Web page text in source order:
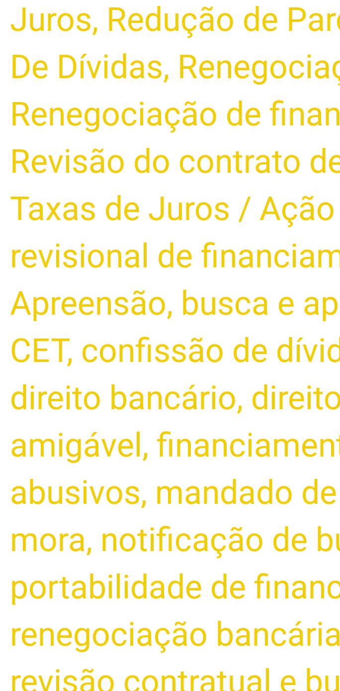
Juros, Redução de
De Dívidas,
Renegociação de
Revisão do contrato
Taxas de Juros / Ação
revisional de
Apreensão, busca e
CET, confissão de
direito bancário,
amigável ,
abusivos, mandado
mora, notificação de
portabilidade de
renegociação bancária
revisão contratual e